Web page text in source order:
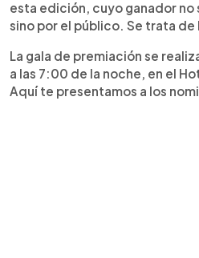
esta edición, cuyo ganador no
sino por el público. Se trata de
La gala de premiación se
a las 7:00 de la noche, en el
Aquí te presentamos a los